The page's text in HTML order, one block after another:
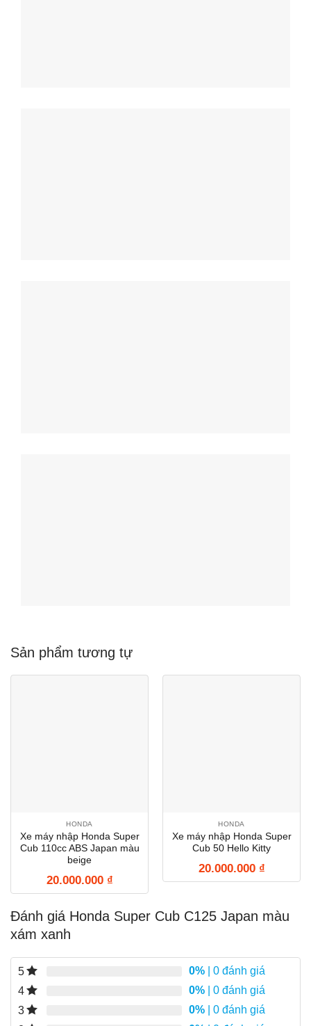
Sản phẩm tương tự
HONDA
Xe máy nhập Honda Super
Cub 110cc ABS Japan màu
beige
20.000.000 ₫
HONDA
Xe máy nhập Honda Super
Cub 50 Hello Kitty
20.000.000 ₫
Đánh giá Honda Super Cub C125 Japan màu
xám xanh
5 0% | 0 đánh giá
4
0% | 0 đánh giá
3
0% | 0 đánh giá